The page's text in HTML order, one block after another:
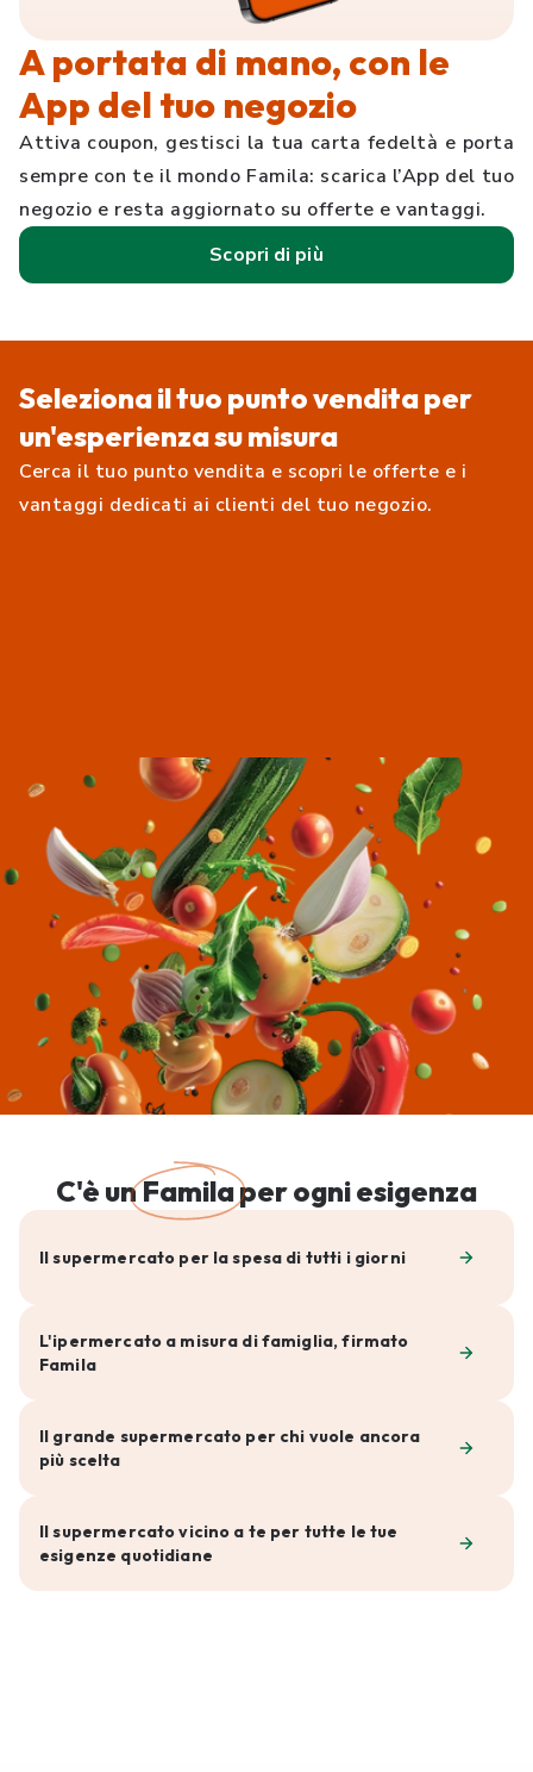
A portata di mano, con le
App del tuo negozio
Attiva coupon, gestisci la tua carta fedeltà e porta
sempre con te il mondo Famila: scarica l’App del tuo
negozio e resta aggiornato su offerte e vantaggi.
Scopri di più
Seleziona il tuo punto vendita per
un'esperienza su misura
Cerca il tuo punto vendita e scopri le offerte e i
vantaggi dedicati ai clienti del tuo negozio.
C'è unFamilaper ogni esigenza
Il supermercato per la spesa di tutti i giorni
L'ipermercato a misura di famiglia, firmato
Famila
Il grande supermercato per chi vuole ancora
più scelta
Il supermercato vicino a te per tutte le tue
esigenze quotidiane